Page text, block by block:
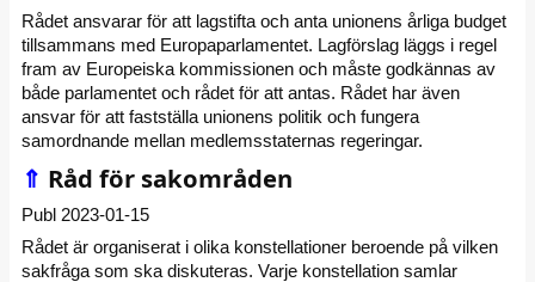
Rådet ansvarar för att lagstifta och anta unionens årliga budget
tillsammans med Europaparlamentet. Lagförslag läggs i regel
fram av Europeiska kommissionen och måste godkännas av
både parlamentet och rådet för att antas. Rådet har även
ansvar för att fastställa unionens politik och fungera
samordnande mellan medlemsstaternas regeringar.
⇑ Råd för sakområden
Publ 2023-01-15
Rådet är organiserat i olika konstellationer beroende på vilken
sakfråga som ska diskuteras. Varje konstellation samlar